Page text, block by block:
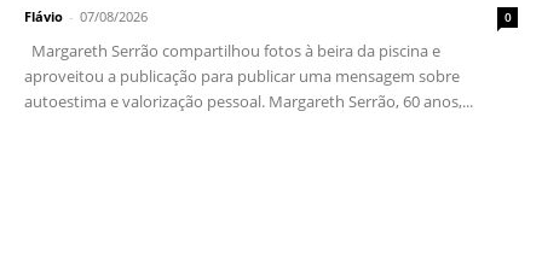
Flávio - 07/08/2026 0
Margareth Serrão compartilhou fotos à beira da piscina e
aproveitou a publicação para publicar uma mensagem sobre
autoestima e valorização pessoal. Margareth Serrão, 60 anos,...